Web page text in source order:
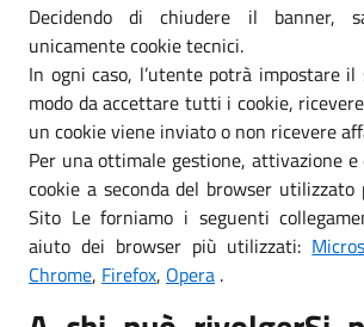
Decidendo di chiudere il banner,
unicamente cookie tecnici.
In ogni caso, l’utente potrà impostare
modo da accettare tutti i cookie,
un cookie viene inviato o non ricevere
Per una ottimale gestione, attivazione
cookie a seconda del browser utilizzato
Sito Le forniamo i seguenti
aiuto dei browser più utilizzati:
Chrome, Firefox, Opera .